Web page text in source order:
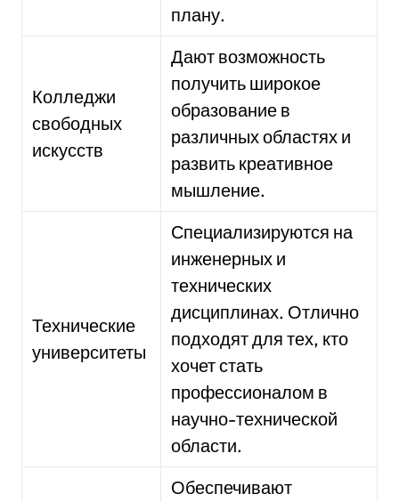
плану.
Колледжи
свободных
искусств
Дают возможность
получить широкое
образование в
различных областях и
развить креативное
мышление.
Технические
университеты
Специализируются на
инженерных и
технических
дисциплинах. Отлично
подходят для тех, кто
хочет стать
профессионалом в
научно-технической
области.
Обеспечивают